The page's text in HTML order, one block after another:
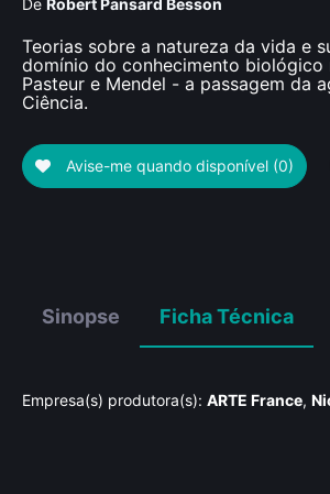
De Robert Pansard Besson
Teorias sobre a natureza da vida e
domínio do conhecimento biológico
Pasteur e Mendel - a passagem da
Ciência.
Avise-me quando disponível (0)
Sinopse Ficha Técnica
Empresa(s) produtora(s): ARTE France,